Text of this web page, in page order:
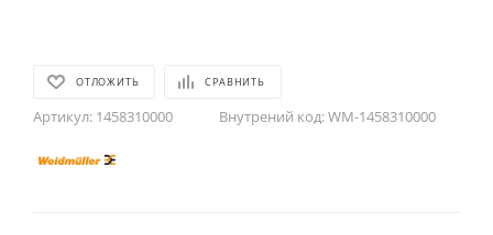
ОТЛОЖИТЬ СРАВНИТЬ
Артикул: 1458310000 Внутрений код:WM-1458310000